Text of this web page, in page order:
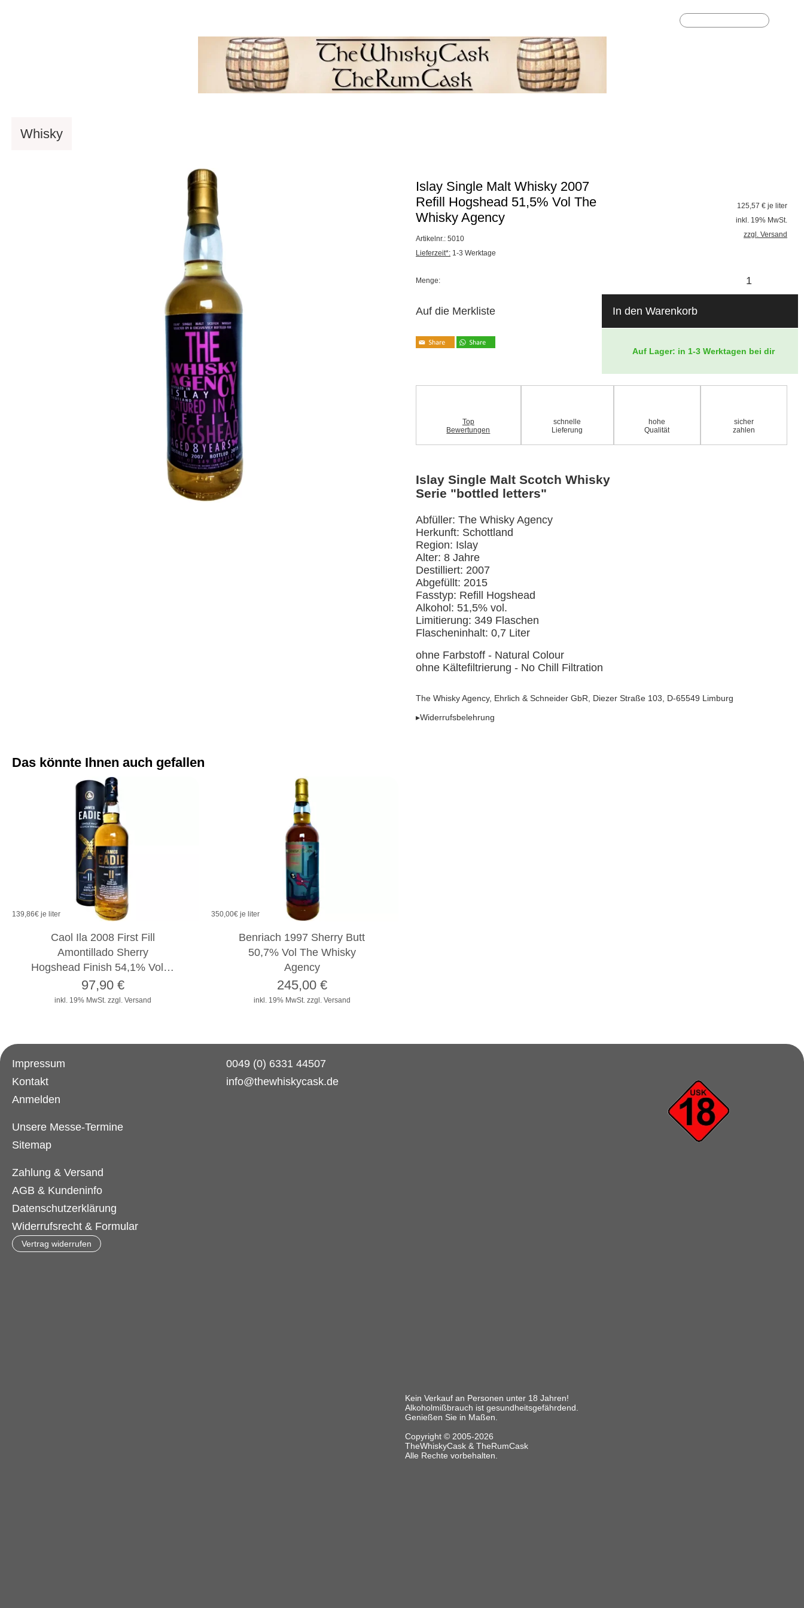
Whisky
Islay Single Malt Whisky 2007
Refill Hogshead 51,5% Vol The
Whisky Agency
Artikelnr.: 5010
Lieferzeit*: 1-3 Werktage
125,57 € je liter
inkl. 19% MwSt.
zzgl. Versand
Menge:
Auf die Merkliste In den Warenkorb
Auf Lager: in 1-3 Werktagen bei dir
Top
Bewertungen
schnelle
Lieferung
hohe
Qualität
sicher
zahlen
Islay Single Malt Scotch Whisky
Serie "bottled letters"
Abfüller: The Whisky Agency
Herkunft: Schottland
Region: Islay
Alter: 8 Jahre
Destilliert: 2007
Abgefüllt: 2015
Fasstyp: Refill Hogshead
Alkohol: 51,5% vol.
Limitierung: 349 Flaschen
Flascheninhalt: 0,7 Liter
ohne Farbstoff - Natural Colour
ohne Kältefiltrierung - No Chill Filtration
The Whisky Agency, Ehrlich & Schneider GbR, Diezer Straße 103, D-65549 Limburg
▸Widerrufsbelehrung
Das könnte Ihnen auch gefallen
139,86€ je liter
Caol Ila 2008 First Fill
Amontillado Sherry
Hogshead Finish 54,1% Vol…
inkl. 19% MwSt. zzgl. Versand
97,90€
350,00€ je liter
Benriach 1997 Sherry Butt
50,7% Vol The Whisky
Agency
inkl. 19% MwSt. zzgl. Versand
245,00€
Impressum
Kontakt
Anmelden
Unsere Messe-Termine
Sitemap
Zahlung & Versand
AGB & Kundeninfo
Datenschutzerklärung
Widerrufsrecht & Formular
Vertrag widerrufen
0049 (0) 6331 44507
info@thewhiskycask.de
Kein Verkauf an Personen unter 18 Jahren!
Alkoholmißbrauch ist gesundheitsgefährdend.
Genießen Sie in Maßen.
Copyright © 2005-2026
TheWhiskyCask & TheRumCask
Alle Rechte vorbehalten.